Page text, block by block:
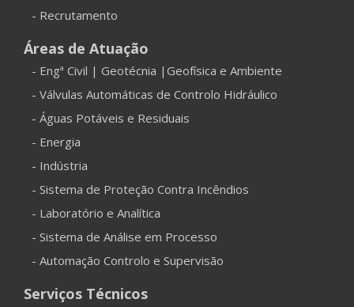
- Recrutamento
Áreas de Atuação
- Engª Civil | Geotécnia |Geofísica e Ambiente
- Válvulas Automáticas de Controlo Hidráulico
- Águas Potáveis e Residuais
- Energia
- Indústria
- Sistema de Proteção Contra Incêndios
- Laboratório e Analítica
- Sistema de Análise em Processo
- Automação Controlo e Supervisão
Serviços Técnicos